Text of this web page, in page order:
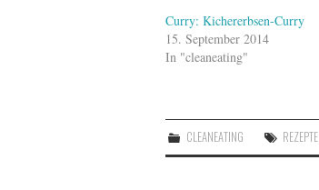
Curry: Kichererbsen-Curry
15. September 2014
In "cleaneating"
CLEANEATING REZEPTE